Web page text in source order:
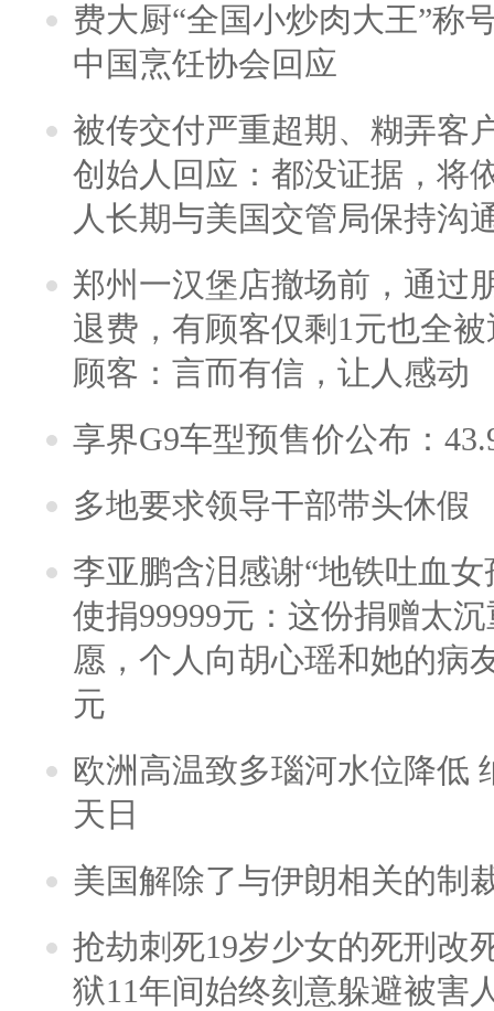
费大厨“全国小炒肉大王”称
中国烹饪协会回应
被传交付严重超期、糊弄客
创始人回应：都没证据，将
人长期与美国交管局保持沟
郑州一汉堡店撤场前，通过
退费，有顾客仅剩1元也全
顾客：言而有信，让人感动
享界G9车型预售价公布：
多地要求领导干部带头休假
李亚鹏含泪感谢“地铁吐血
使捐99999元：这份捐赠太
愿，个人向胡心瑶和她的病
元
欧洲高温致多瑙河水位降低
天日
美国解除了与伊朗相关的制
抢劫刺死19岁少女的死刑改
狱11年间始终刻意躲避被害